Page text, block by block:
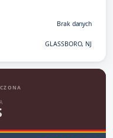
Brak danych
GLASSBORO, NJ